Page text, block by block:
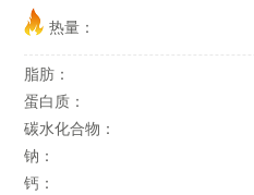
热量：
脂肪：
蛋白质：
碳水化合物：
钠：
钙：